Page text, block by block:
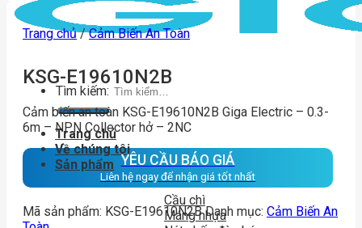
Tìm kiếm:
Trang chủ
Về chúng tôi
Sản phẩm
Cầu chì
Máng nhựa
Trang chủ / Cảm Biến An Toàn
KSG-E19610N2B
Cảm biến an toàn KSG-E19610N2B Giga Electric – 0.3-
6m – NPN Collector hở – 2NC
YÊU CẦU BÁO GIÁ
Liên hệ ngay để nhận giá tốt nhất
Mã sản phẩm: KSG-E19610N2B Danh mục: Cảm Biến An